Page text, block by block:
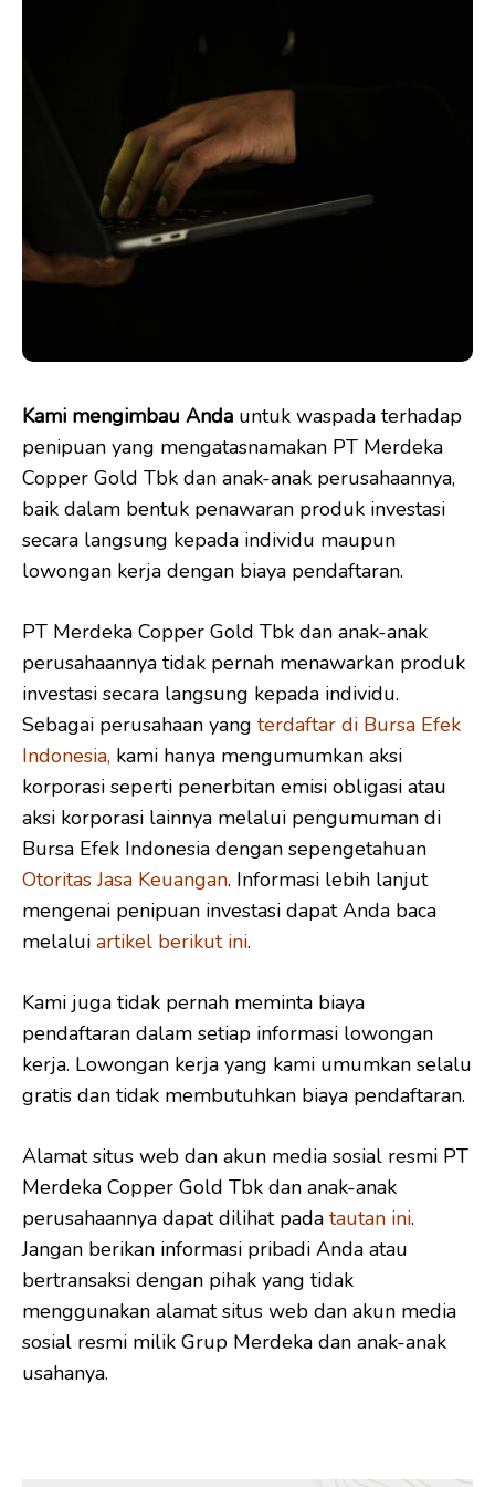
Kami mengimbau Anda untuk waspada terhadap
penipuan yang mengatasnamakan PT Merdeka
Copper Gold Tbk dan anak-anak perusahaannya,
baik dalam bentuk penawaran produk investasi
secara langsung kepada individu maupun
lowongan kerja dengan biaya pendaftaran.
PT Merdeka Copper Gold Tbk dan anak-anak
perusahaannya tidak pernah menawarkan produk
investasi secara langsung kepada individu.
Sebagai perusahaan yang terdaftar di Bursa Efek
Indonesia, kami hanya mengumumkan aksi
korporasi seperti penerbitan emisi obligasi atau
aksi korporasi lainnya melalui pengumuman di
Bursa Efek Indonesia dengan sepengetahuan
Otoritas Jasa Keuangan. Informasi lebih lanjut
mengenai penipuan investasi dapat Anda baca
melalui artikel berikut ini.
Kami juga tidak pernah meminta biaya
pendaftaran dalam setiap informasi lowongan
kerja. Lowongan kerja yang kami umumkan selalu
gratis dan tidak membutuhkan biaya pendaftaran.
Alamat situs web dan akun media sosial resmi PT
Merdeka Copper Gold Tbk dan anak-anak
perusahaannya dapat dilihat pada tautan ini.
Jangan berikan informasi pribadi Anda atau
bertransaksi dengan pihak yang tidak
menggunakan alamat situs web dan akun media
sosial resmi milik Grup Merdeka dan anak-anak
usahanya.